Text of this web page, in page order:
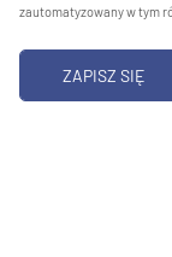
zautomatyzowany w tym